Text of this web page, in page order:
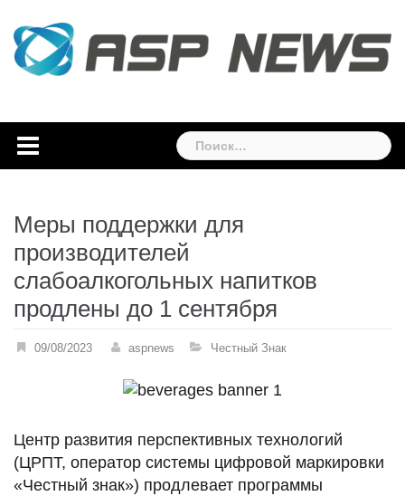
content
Найти:
Меры поддержки для
производителей
слабоалкогольных напитков
продлены до 1 сентября
09/08/2023 aspnews Честный Знак
Центр развития перспективных технологий
(ЦРПТ, оператор системы цифровой маркировки
«Честный знак») продлевает программы